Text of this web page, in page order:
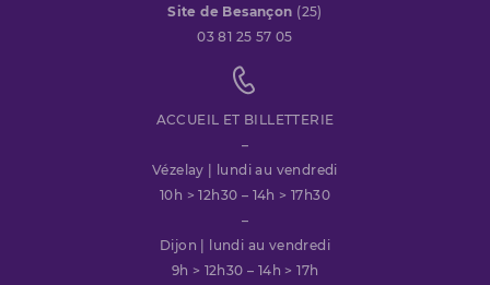
Site de Besançon (25)
03 81 25 57 05
ACCUEIL ET BILLETTERIE
–
Vézelay | lundi au vendredi
10h > 12h30 – 14h > 17h30
–
Dijon | lundi au vendredi
9h > 12h30 – 14h > 17h